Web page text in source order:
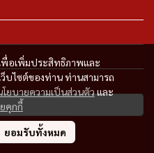
พื่อเพิ่มประสิทธิภาพและ
บไซต์ของท่าน ท่านสามารถ
ยบายความเป็นส่วนตัวและ
คุกกี้
ยอมรับทั้งหมด